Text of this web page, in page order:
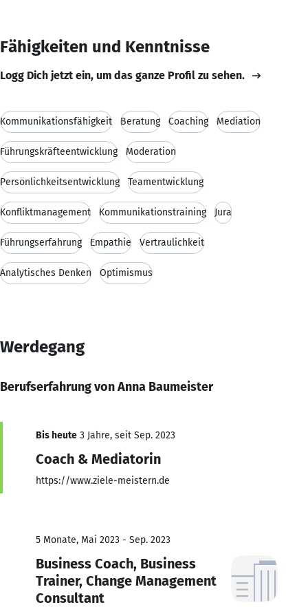
Fähigkeiten und Kenntnisse
Logg Dich jetzt ein, um das ganze Profil zu sehen.
Kommunikationsfähigkeit Beratung Coaching Mediation
Führungskräfteentwicklung Moderation
Persönlichkeitsentwicklung Teamentwicklung
Konfliktmanagement Kommunikationstraining Jura
Führungserfahrung Empathie Vertraulichkeit
Analytisches Denken Optimismus
Werdegang
Berufserfahrung von Anna Baumeister
Bis heute 3 Jahre, seit Sep. 2023
Coach & Mediatorin
https://www.ziele-meistern.de
5 Monate, Mai 2023 - Sep. 2023
Business Coach, Business
Trainer, Change Management
Consultant